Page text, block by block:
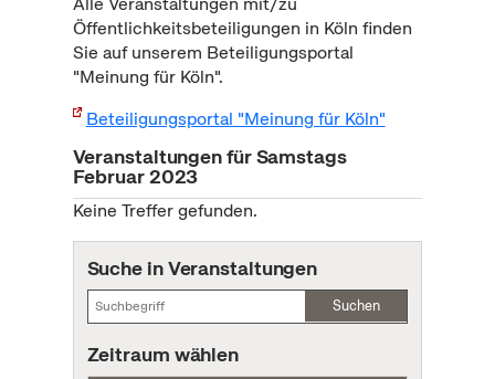
Öffentlichkeitsbeteiligungen in Köln finden
Sie auf unserem Beteiligungsportal
"Meinung für Köln".
Beteiligungsportal "Meinung für Köln"
Veranstaltungen für Samstags
Februar 2023
Keine Treffer gefunden.
Suche in Veranstaltungen
Suchen
Zeitraum wählen